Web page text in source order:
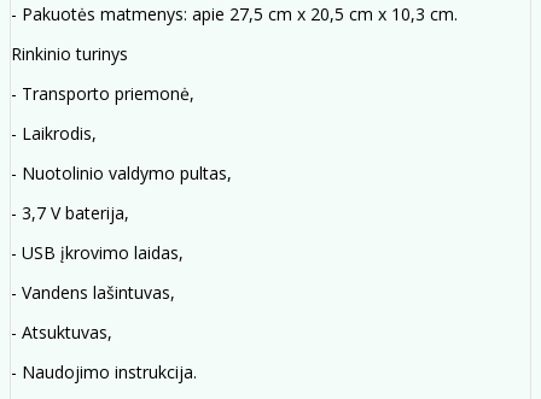
- Pakuotės matmenys: apie 27,5 cm x 20,5 cm x 10,3 cm.
Rinkinio turinys
- Transporto priemonė,
- Laikrodis,
- Nuotolinio valdymo pultas,
- 3,7 V baterija,
- USB įkrovimo laidas,
- Vandens lašintuvas,
- Atsuktuvas,
- Naudojimo instrukcija.